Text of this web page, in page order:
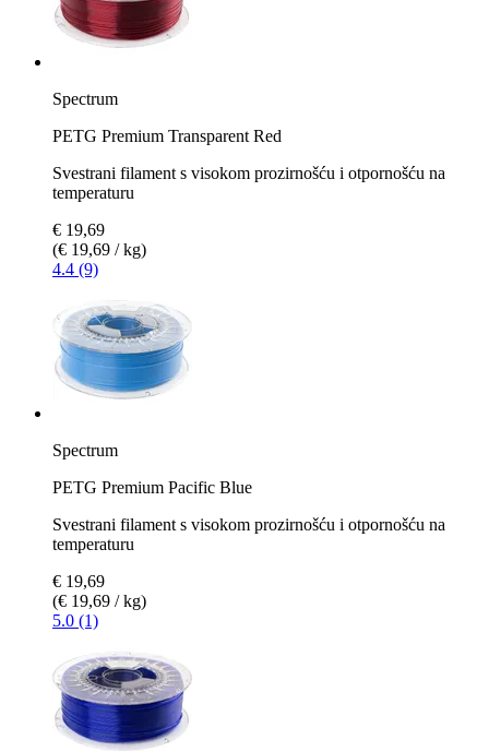
Spectrum
PETG Premium Transparent Red
Svestrani filament s visokom prozirnošću i otpornošću na
temperaturu
€ 19,69
(€ 19,69 / kg)
4.4 (9)
Spectrum
PETG Premium Pacific Blue
Svestrani filament s visokom prozirnošću i otpornošću na
temperaturu
€ 19,69
(€ 19,69 / kg)
5.0 (1)